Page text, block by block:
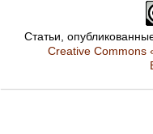
Статьи,
Creative Commons